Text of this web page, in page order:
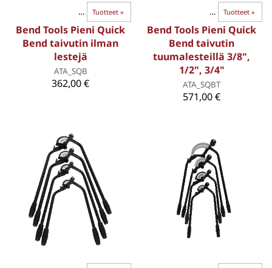
Tuotteet ‪»
Bend Tools Pieni Quick
Bend taivutin ilman
lestejä
ATA_SQB
362,00 €
Tuotteet ‪»
Paksuseinäiset putket ‪»
Bend Tools Pieni Quick
Bend taivutin
tuumalesteillä 3/8",
1/2", 3/4"
ATA_SQBT
571,00 €